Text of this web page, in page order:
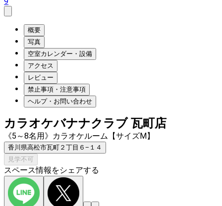
概要
写真
空室カレンダー・設備
アクセス
レビュー
禁止事項・注意事項
ヘルプ・お問い合わせ
カラオケバナナクラブ 瓦町店
《5～8名用》カラオケルーム【サイズM】
香川県高松市瓦町２丁目６−１４
見学不可
スペース情報をシェアする